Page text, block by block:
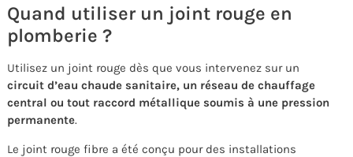
Quand utiliser un joint rouge en
plomberie ?
Utilisez un joint rouge dès que vous intervenez sur un
circuit d’eau chaude sanitaire, un réseau de chauffage
central ou tout raccord métallique soumis à une pression
permanente.
Le joint rouge fibre a été conçu pour des installations